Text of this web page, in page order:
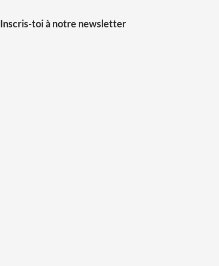
Inscris-toi à notre newsletter